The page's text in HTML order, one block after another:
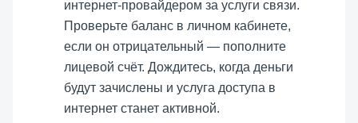
интернет-провайдером за услуги связи.
Проверьте баланс в личном кабинете,
если он отрицательный — пополните
лицевой счёт. Дождитесь, когда деньги
будут зачислены и услуга доступа в
интернет станет активной.